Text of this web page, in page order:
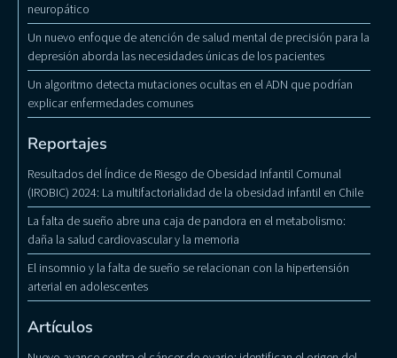
neuropático
Un nuevo enfoque de atención de salud mental de precisión para la
depresión aborda las necesidades únicas de los pacientes
Un algoritmo detecta mutaciones ocultas en el ADN que podrían
explicar enfermedades comunes
Reportajes
Resultados del Índice de Riesgo de Obesidad Infantil Comunal
(IROBIC) 2024: La multifactorialidad de la obesidad infantil en Chile
La falta de sueño abre una caja de pandora en el metabolismo:
daña la salud cardiovascular y la memoria
El insomnio y la falta de sueño se relacionan con la hipertensión
arterial en adolescentes
Artículos